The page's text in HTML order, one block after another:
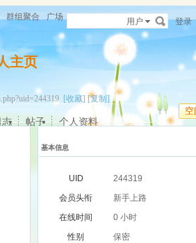
群组聚合 广场 用户 登录
主页
[收藏] [复制]
空
志 帖子 个人资料
基本信息
UID
244319
会员头衔
新手上路
在线时间
0 小时
性别
保密